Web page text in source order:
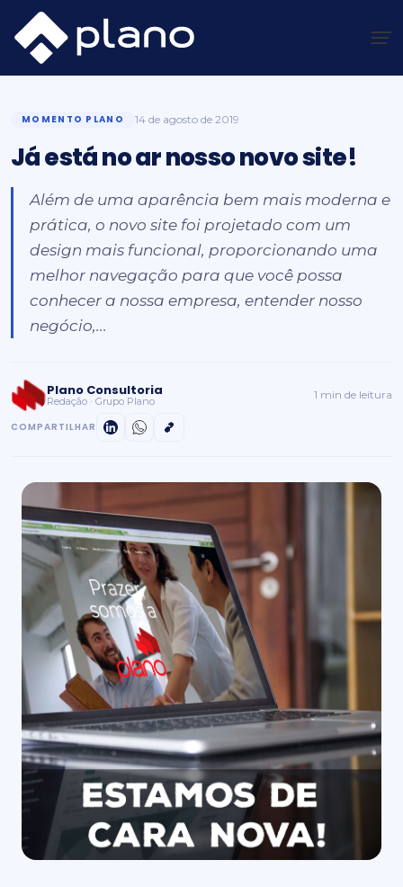
para
conteúdo
Plano Insights/Momento Plano/Já está no ar nosso novo site!
MOMENTO PLANO 14 de agosto de 2019
Já está no ar nosso novo site!
Além de uma aparência bem mais moderna e
prática, o novo site foi projetado com um
design mais funcional, proporcionando uma
melhor navegação para que você possa
conhecer a nossa empresa, entender nosso
negócio,...
Plano Consultoria
Redação · Grupo Plano 1 min de leitura
COMPARTILHAR